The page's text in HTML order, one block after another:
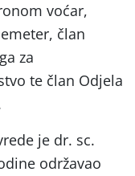
voćar,
član
za
te član Odjela
je dr. sc.
održavao